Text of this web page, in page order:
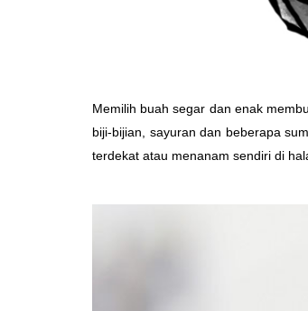
Memilih buah segar dan enak
biji-bijian, sayuran dan beberapa
terdekat atau menanam sendiri di